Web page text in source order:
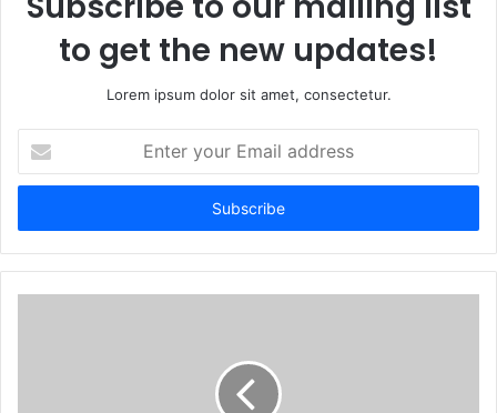
to get the new updates!
Lorem ipsum dolor sit amet, consectetur.
your
Email